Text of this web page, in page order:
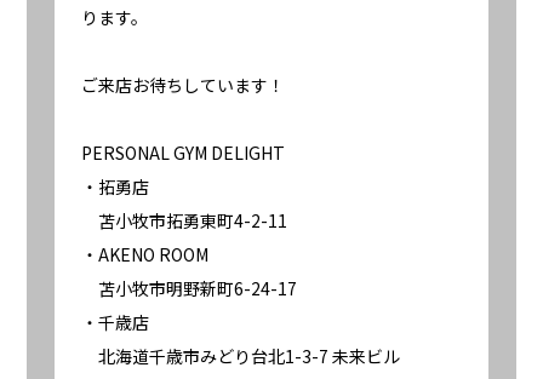
ります。
ご来店お待ちしています！
PERSONAL GYM DELIGHT
・拓勇店
苫小牧市拓勇東町4-2-11
・AKENO ROOM
苫小牧市明野新町6-24-17
・千歳店
北海道千歳市みどり台北1-3-7 未来ビル